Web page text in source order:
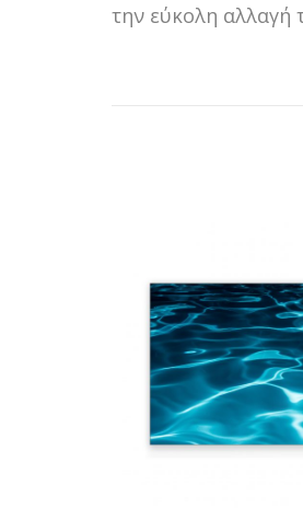
την εύκολη αλλαγή